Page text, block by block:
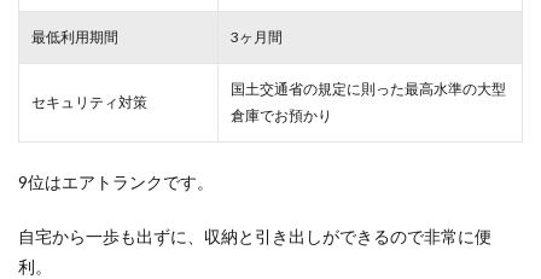
最低利用期間 3ヶ月間
セキュリティ対策
国土交通省の規定に則った最高水準の大型
倉庫でお預かり
9位はエアトランクです。
自宅から一歩も出ずに、収納と引き出しができるので非常に便
利。